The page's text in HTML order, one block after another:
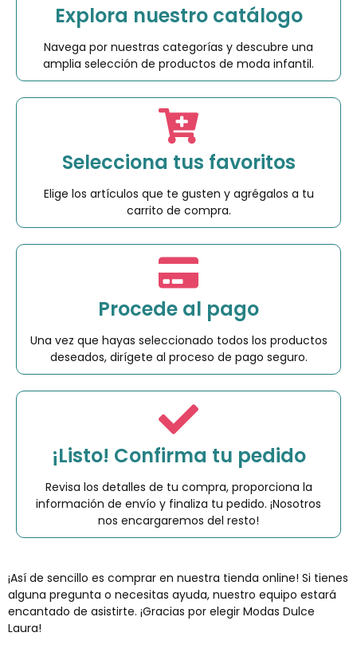
Explora nuestro catálogo
Navega por nuestras categorías y descubre una
amplia selección de productos de moda infantil.
Selecciona tus favoritos
Elige los artículos que te gusten y agrégalos a tu
carrito de compra.
Procede al pago
Una vez que hayas seleccionado todos los productos
deseados, dirígete al proceso de pago seguro.
¡Listo! Confirma tu pedido
Revisa los detalles de tu compra, proporciona la
información de envío y finaliza tu pedido. ¡Nosotros
nos encargaremos del resto!
¡Así de sencillo es comprar en nuestra tienda online! Si tienes
alguna pregunta o necesitas ayuda, nuestro equipo estará
encantado de asistirte. ¡Gracias por elegir Modas Dulce
Laura!